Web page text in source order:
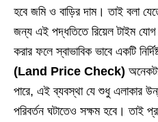
হবে জমি ও বাড়ির দাম। তাই বলা
জন্য এই পদ্ধতিতে রিয়েল টাইম
করার ফলে স্বাভাবিক ভাবে একটি
(Land Price Check)
পারে, এই ব্যবস্থা যে শুধু এলাকার
পরিবর্তন ঘটাতেও সক্ষম হবে। তাই